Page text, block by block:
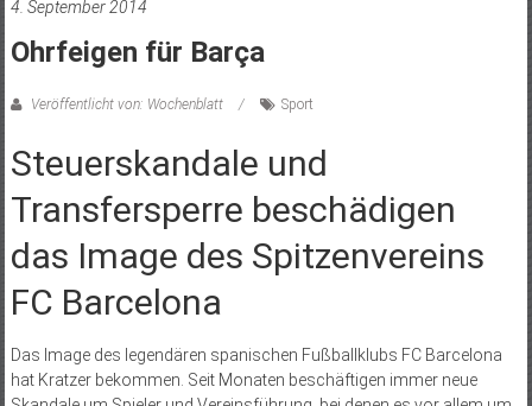
4. September 2014
Ohrfeigen für Barça
Veröffentlicht von: Wochenblatt Sport
Steuerskandale und
Transfersperre beschädigen
das Image des Spitzenvereins
FC Barcelona
Das Image des legendären spanischen Fußballklubs FC Barcelona
hat Kratzer bekommen. Seit Monaten beschäftigen immer neue